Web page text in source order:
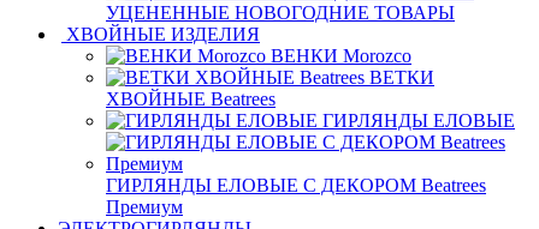
УЦЕНЕННЫЕ НОВОГОДНИЕ ТОВАРЫ
ХВОЙНЫЕ ИЗДЕЛИЯ
ВЕНКИ Morozco
ВЕТКИ
ХВОЙНЫЕ Beatrees
ГИРЛЯНДЫ ЕЛОВЫЕ
ГИРЛЯНДЫ ЕЛОВЫЕ С ДЕКОРОМ Beatrees
Премиум